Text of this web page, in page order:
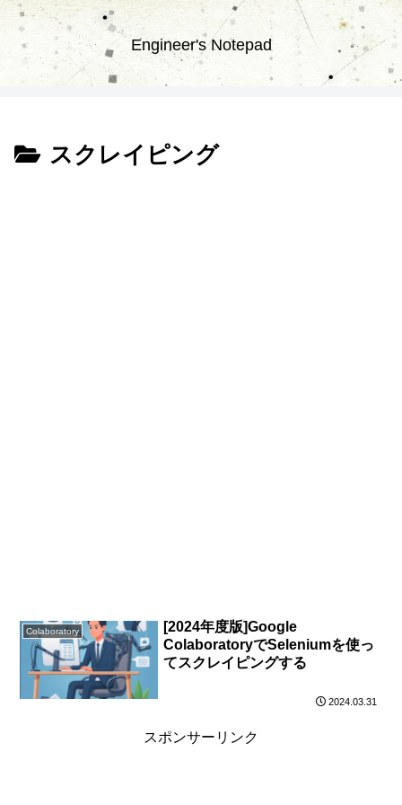
Engineer's Notepad
スクレイピング
Colaboratory
[2024年度版]Google
ColaboratoryでSeleniumを使っ
てスクレイピングする
2024.03.31
スポンサーリンク